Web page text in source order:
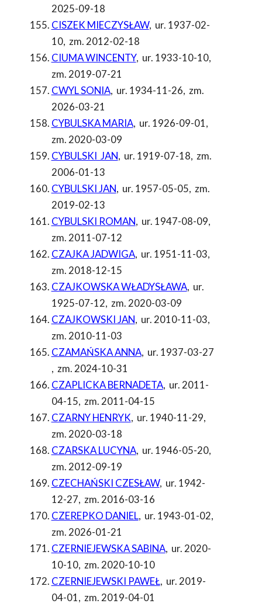
2025-09-18
CISZEK MIECZYSŁAW, ur. 1937-02-
10, zm. 2012-02-18
CIUMA WINCENTY, ur. 1933-10-10,
zm. 2019-07-21
CWYL SONIA, ur. 1934-11-26, zm.
2026-03-21
CYBULSKA MARIA, ur. 1926-09-01,
zm. 2020-03-09
CYBULSKI JAN, ur. 1919-07-18, zm.
2006-01-13
CYBULSKI JAN, ur. 1957-05-05, zm.
2019-02-13
CYBULSKI ROMAN, ur. 1947-08-09,
zm. 2011-07-12
CZAJKA JADWIGA, ur. 1951-11-03,
zm. 2018-12-15
CZAJKOWSKA WŁADYSŁAWA, ur.
1925-07-12, zm. 2020-03-09
CZAJKOWSKI JAN, ur. 2010-11-03,
zm. 2010-11-03
CZAMAŃSKA ANNA, ur. 1937-03-27
, zm. 2024-10-31
CZAPLICKA BERNADETA, ur. 2011-
04-15, zm. 2011-04-15
CZARNY HENRYK, ur. 1940-11-29,
zm. 2020-03-18
CZARSKA LUCYNA, ur. 1946-05-20,
zm. 2012-09-19
CZECHAŃSKI CZESŁAW, ur. 1942-
12-27, zm. 2016-03-16
CZEREPKO DANIEL, ur. 1943-01-02,
zm. 2026-01-21
CZERNIEJEWSKA SABINA, ur. 2020-
10-10, zm. 2020-10-10
CZERNIEJEWSKI PAWEŁ, ur. 2019-
04-01, zm. 2019-04-01